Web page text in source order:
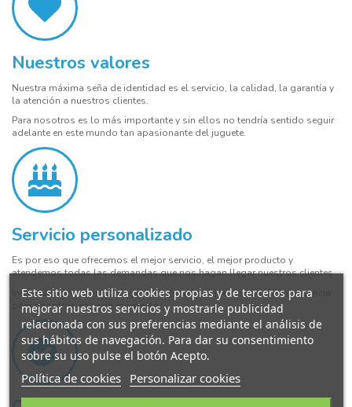
Nuestros valores
Nuestra máxima seña de identidad es el servicio, la calidad, la garantía y
la atención a nuestros clientes.
Para nosotros es lo más importante y sin ellos no tendría sentido seguir
adelante en este mundo tan apasionante del juguete.
Servicio personalizado
Es por eso que ofrecemos el mejor servicio, el mejor producto y
atendemos todas las demandas que nos hagan llegar nuestros clientes.
Intentado conseguir su mayor satisfacción y que sientan su importancia
para nosotros en cada momento.
Este sitio web utiliza cookies propias y de terceros para
mejorar nuestros servicios y mostrarle publicidad
relacionada con sus preferencias mediante el análisis de
sus hábitos de navegación. Para dar su consentimiento
sobre su uso pulse el botón Acepto.
Política de cookies Personalizar cookies